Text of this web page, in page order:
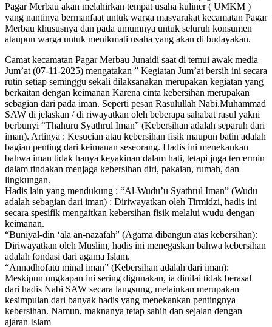
Pagar Merbau akan melahirkan tempat usaha kuliner ( UMKM )
yang nantinya bermanfaat untuk warga masyarakat kecamatan Pagar
Merbau khususnya dan pada umumnya untuk seluruh konsumen
ataupun warga untuk menikmati usaha yang akan di budayakan.
Camat kecamatan Pagar Merbau Junaidi saat di temui awak media
Jum’at (07-11-2025) mengatakan ” Kegiatan Jum’at bersih ini secara
rutin setiap seminggu sekali dilaksanakan merupakan kegiatan yang
berkaitan dengan keimanan Karena cinta kebersihan merupakan
sebagian dari pada iman. Seperti pesan Rasulullah Nabi.Muhammad
SAW di jelaskan / di riwayatkan oleh beberapa sahabat rasul yakni
berbunyi “Thahuru Syathrul Iman” (Kebersihan adalah separuh dari
iman). Artinya : Kesucian atau kebersihan fisik maupun batin adalah
bagian penting dari keimanan seseorang. Hadis ini menekankan
bahwa iman tidak hanya keyakinan dalam hati, tetapi juga tercermin
dalam tindakan menjaga kebersihan diri, pakaian, rumah, dan
lingkungan.
Hadis lain yang mendukung : “Al-Wudu’u Syathrul Iman” (Wudu
adalah sebagian dari iman) : Diriwayatkan oleh Tirmidzi, hadis ini
secara spesifik mengaitkan kebersihan fisik melalui wudu dengan
keimanan.
“Buniyal-din ‘ala an-nazafah” (Agama dibangun atas kebersihan):
Diriwayatkan oleh Muslim, hadis ini menegaskan bahwa kebersihan
adalah fondasi dari agama Islam.
“Annadhofatu minal iman” (Kebersihan adalah dari iman):
Meskipun ungkapan ini sering digunakan, ia dinilai tidak berasal
dari hadis Nabi SAW secara langsung, melainkan merupakan
kesimpulan dari banyak hadis yang menekankan pentingnya
kebersihan. Namun, maknanya tetap sahih dan sejalan dengan
ajaran Islam